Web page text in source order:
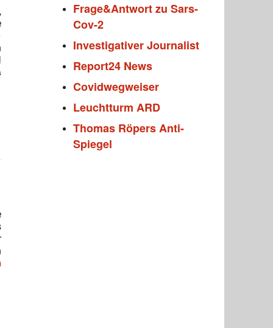
Frage&Antwort zu Sars-
Cov-2
Investigativer Journalist
Report24 News
Covidwegweiser
Leuchtturm ARD
Thomas Röpers Anti-
Spiegel